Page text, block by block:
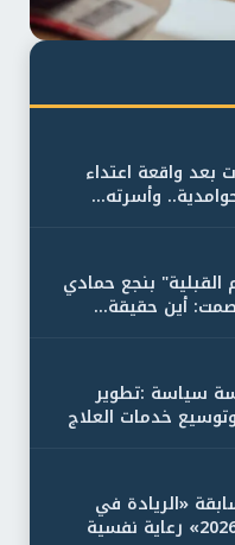
بعد واقعة اعتداء
وأسرته...
القبلية" بنجع حمادي
أين حقيقة...
سياسة :تطوير
خدمات العلاج
تطلق مسابقة «الريادة في
الصحة النفسية 2026» رعاية نفسية